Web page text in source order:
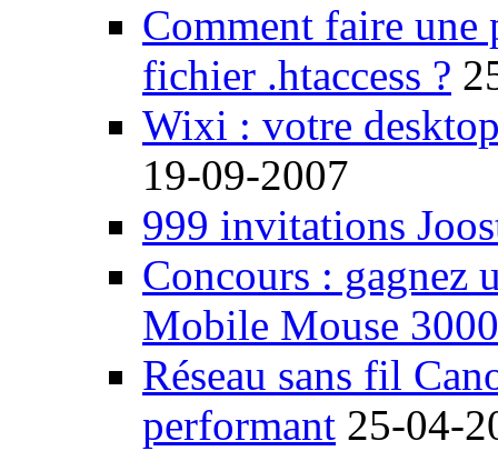
Comment faire une
fichier .htaccess ?
Wixi : votre
19-09-2007
999 invitations
Concours : gagnez
Mobile Mouse 3000
Réseau sans fil
performant 25-04-